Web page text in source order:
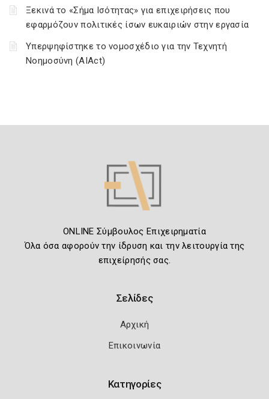
Ξεκινά το «Σήμα Ισότητας» για επιχειρήσεις που
εφαρμόζουν πολιτικές ίσων ευκαιριών στην εργασία
Υπερψηφίστηκε το νομοσχέδιο για την Τεχνητή
Νοημοσύνη (AIAct)
ONLINE Σύμβουλος Επιχειρηματία
Όλα όσα αφορούν την ίδρυση και την λειτουργία της
επιχείρησής σας.
Σελίδες
Αρχική
Επικοινωνία
Κατηγορίες